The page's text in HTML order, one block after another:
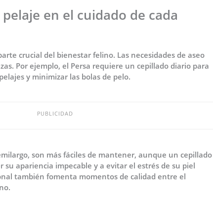
en el cuidado de cada
crucial del bienestar felino. Las necesidades de aseo
Por ejemplo, el Persa requiere un cepillado diario para
y minimizar las bolas de pelo.
PUBLICIDAD
son más fáciles de mantener, aunque un cepillado
apariencia impecable y a evitar el estrés de su piel
también fomenta momentos de calidad entre el